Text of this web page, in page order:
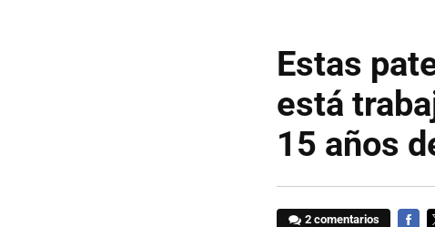
Estas
está
15 años
2 comentarios